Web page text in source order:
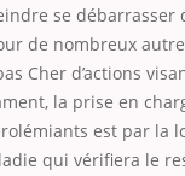
se débarrasser
de nombreux
Cher d’actions
la prise en
est par la
qui vérifiera le